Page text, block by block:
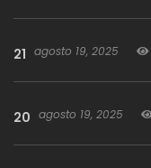
21 agosto 19, 2025
20 agosto 19, 2025